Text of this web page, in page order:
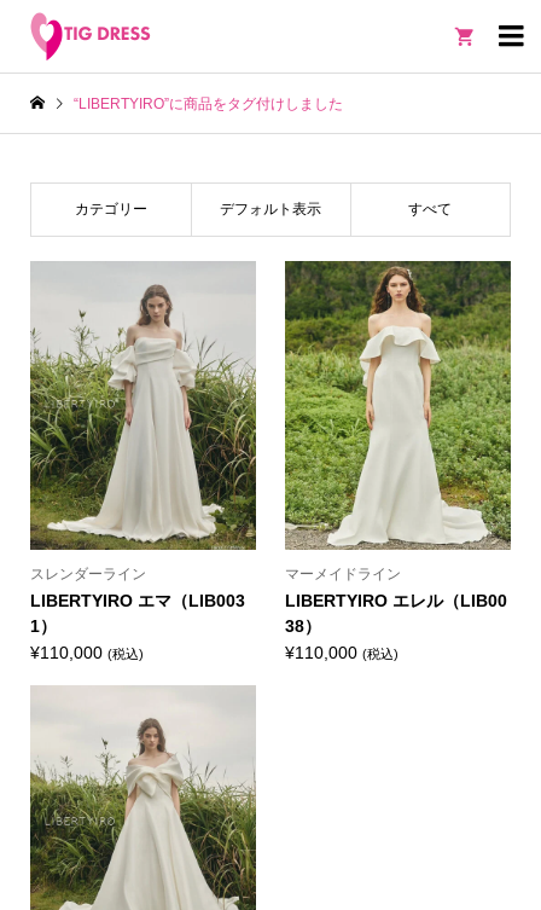

“LIBERTYIRO”に商品をタグ付けしました
カテゴリー デフォルト表示 すべて
スレンダーライン
LIBERTYIRO エマ（LIB003
1）
¥110,000 (税込)
マーメイドライン
LIBERTYIRO エレル（LIB00
38）
¥110,000 (税込)